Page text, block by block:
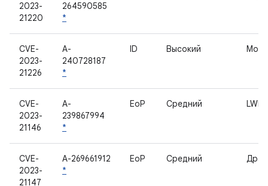
2023-
21220
264590585
*
CVE-
2023-
21226
A-
240728187
*
ID Высокий
CVE-
2023-
21146
A-
239867994
*
EoP Средний LWIS
CVE-
2023-
21147
A-269661912
*
EoP Средний